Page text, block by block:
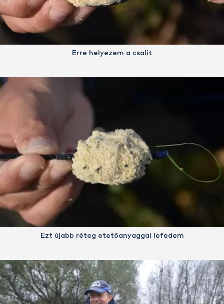
Erre helyezem a csalit
Ezt újabb réteg etetőanyaggal lefedem